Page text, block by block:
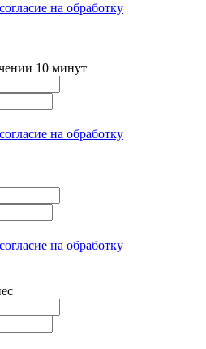
согласие на обработку
10 минут
согласие на обработку
согласие на обработку